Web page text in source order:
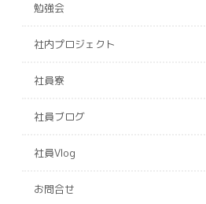
勉強会
社内プロジェクト
社員寮
社員ブログ
社員Vlog
お問合せ